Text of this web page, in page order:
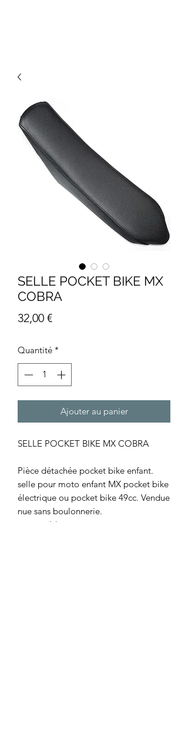
SELLE POCKET BIKE MX
COBRA
32,00 €Prix
Quantité *
Ajouter au panier
SELLE POCKET BIKE MX COBRA
Pièce détachée pocket bike enfant.
selle pour moto enfant MX pocket bike
électrique ou pocket bike 49cc. Vendue
nue sans boulonnerie.
compatible avec